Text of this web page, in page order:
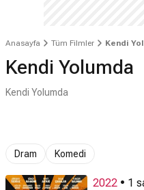
Anasayfa Tüm Filmler Kendi
Kendi Yolumda
Kendi Yolumda
Dram Komedi
2022 • 1